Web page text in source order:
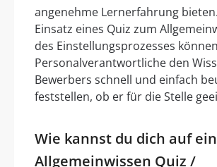
angenehme Lernerfahrung
Einsatz eines Quiz zum
des Einstellungsprozesses können
Personalverantwortliche den
Bewerbers schnell und einfach
feststellen, ob er für die Stelle
Wie kannst du dich auf ein
Allgemeinwissen Quiz /